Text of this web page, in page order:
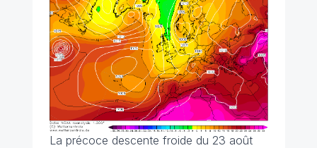
La précoce descente froide du 23 août